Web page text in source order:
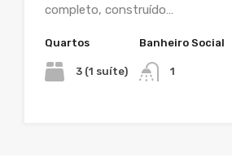
completo, construído…
Quartos
3 (1 suíte)
Banheiro Social
1